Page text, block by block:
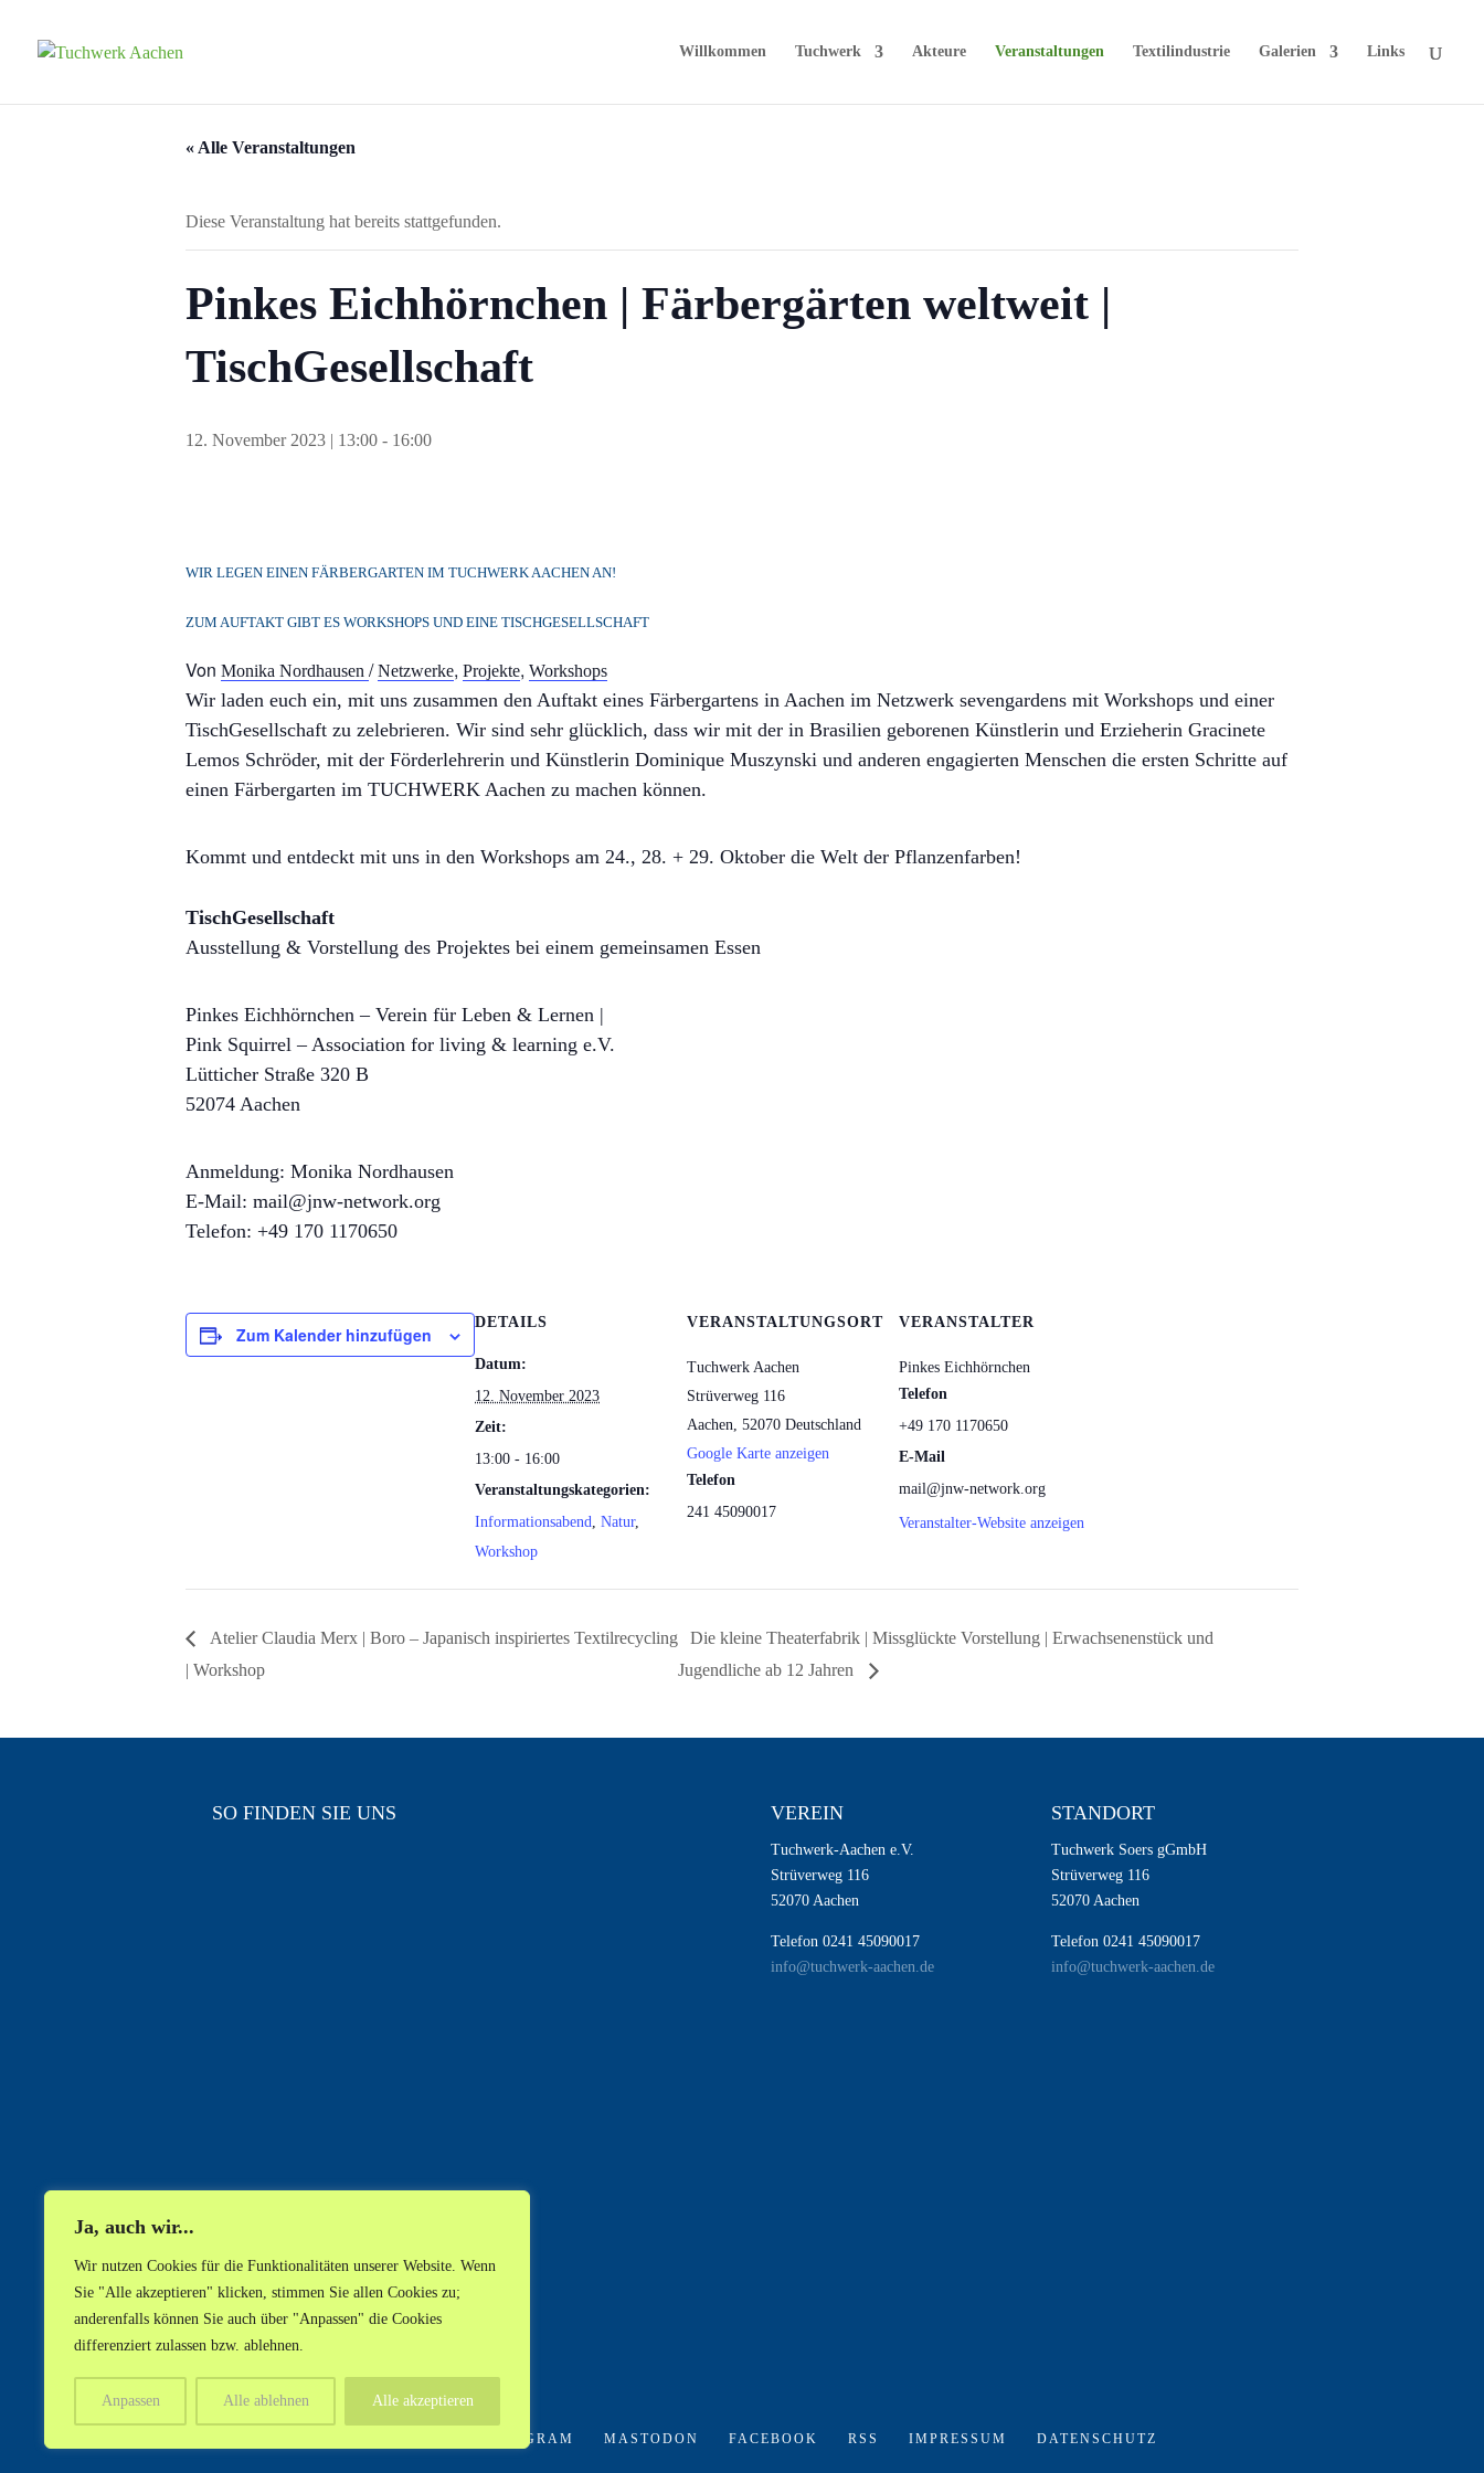
Ja, auch wir...
Wir nutzen Cookies für die Funktionalitäten unserer Website. Wenn
Sie "Alle akzeptieren" klicken, stimmen Sie allen Cookies zu;
anderenfalls können Sie auch über "Anpassen" die Cookies
differenziert zulassen bzw. ablehnen.
Anpassen Alle ablehnen Alle akzeptieren
Willkommen Tuchwerk Akteure Veranstaltungen Textilindustrie Galerien Links
« Alle Veranstaltungen
Diese Veranstaltung hat bereits stattgefunden.
Pinkes Eichhörnchen | Färbergärten weltweit |
TischGesellschaft
12. November 2023 | 13:00 - 16:00
WIR LEGEN EINEN FÄRBERGARTEN IM TUCHWERK AACHEN AN!
ZUM AUFTAKT GIBT ES WORKSHOPS UND EINE TISCHGESELLSCHAFT
Von Monika Nordhausen /Netzwerke, Projekte, Workshops
Wir laden euch ein, mit uns zusammen den Auftakt eines Färbergartens in Aachen im Netzwerk sevengardens mit Workshops und einer
TischGesellschaft zu zelebrieren. Wir sind sehr glücklich, dass wir mit der in Brasilien geborenen Künstlerin und Erzieherin Gracinete
Lemos Schröder, mit der Förderlehrerin und Künstlerin Dominique Muszynski und anderen engagierten Menschen die ersten Schritte auf
einen Färbergarten im TUCHWERK Aachen zu machen können.
Kommt und entdeckt mit uns in den Workshops am 24., 28. + 29. Oktober die Welt der Pflanzenfarben!
TischGesellschaft
Ausstellung & Vorstellung des Projektes bei einem gemeinsamen Essen
Pinkes Eichhörnchen – Verein für Leben & Lernen |
Pink Squirrel – Association for living & learning e.V.
Lütticher Straße 320 B
52074 Aachen
Anmeldung: Monika Nordhausen
E-Mail: mail@jnw-network.org
Telefon: +49 170 1170650
Zum Kalender hinzufügen
DETAILS
Datum:
12. November 2023
Zeit:
13:00 - 16:00
Veranstaltungskategorien:
Informationsabend, Natur,
Workshop
VERANSTALTUNGSORT
Tuchwerk Aachen
Strüverweg 116
Aachen, 52070 Deutschland
Google Karte anzeigen
Telefon
241 45090017
VERANSTALTER
Pinkes Eichhörnchen
Telefon
+49 170 1170650
E-Mail
mail@jnw-network.org
Veranstalter-Website anzeigen
Atelier Claudia Merx | Boro – Japanisch inspiriertes Textilrecycling
| Workshop
Die kleine Theaterfabrik | Missglückte Vorstellung | Erwachsenenstück und
Jugendliche ab 12 Jahren
SO FINDEN SIE UNS VEREIN
Tuchwerk-Aachen e.V.
Strüverweg 116
52070 Aachen
Telefon 0241 45090017
info@tuchwerk-aachen.de
STANDORT
Tuchwerk Soers gGmbH
Strüverweg 116
52070 Aachen
Telefon 0241 45090017
info@tuchwerk-aachen.de
INSTAGRAM MASTODON FACEBOOK RSS IMPRESSUM DATENSCHUTZ